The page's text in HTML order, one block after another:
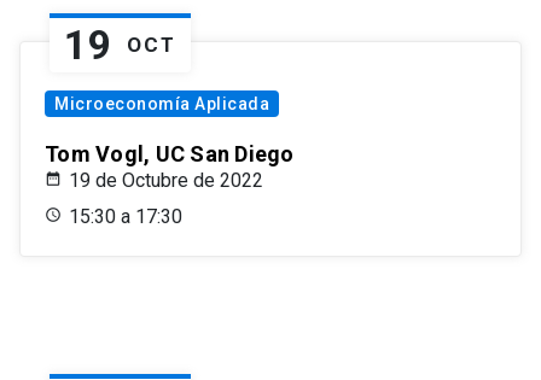
19 OCT
Microeconomía Aplicada
Tom Vogl, UC San Diego
19 de Octubre de 2022
15:30 a 17:30